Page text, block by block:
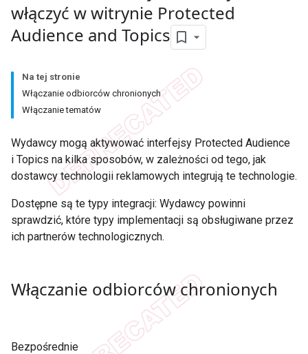
włączyć w witrynie Protected
Audience and Topics
Na tej stronie
Włączanie odbiorców chronionych
Włączanie tematów
Wydawcy mogą aktywować interfejsy Protected Audience
i Topics na kilka sposobów, w zależności od tego, jak
dostawcy technologii reklamowych integrują te technologie.
Dostępne są te typy integracji: Wydawcy powinni
sprawdzić, które typy implementacji są obsługiwane przez
ich partnerów technologicznych.
Włączanie odbiorców chronionych
Bezpośrednie